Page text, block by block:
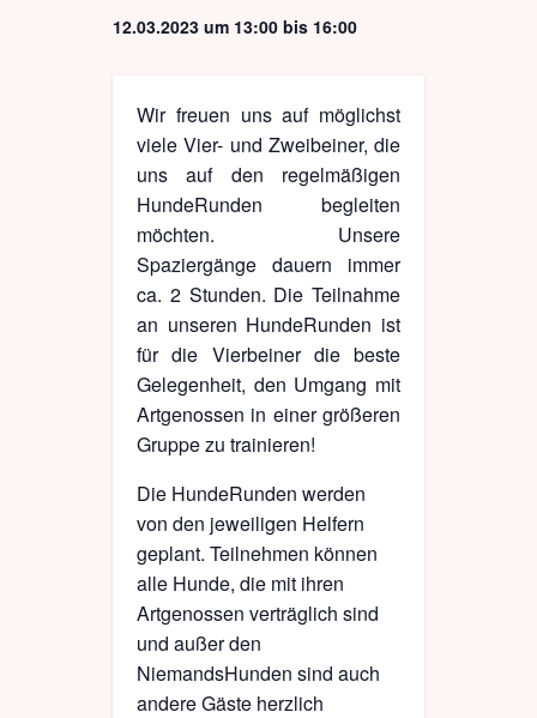
12.03.2023 um 13:00 bis 16:00
Wir freuen uns auf möglichst
viele Vier- und Zweibeiner, die
uns auf den regelmäßigen
HundeRunden begleiten
möchten. Unsere
Spaziergänge dauern immer
ca. 2 Stunden. Die Teilnahme
an unseren HundeRunden ist
für die Vierbeiner die beste
Gelegenheit, den Umgang mit
Artgenossen in einer größeren
Gruppe zu trainieren!
Die HundeRunden werden
von den jeweiligen Helfern
geplant. Teilnehmen können
alle Hunde, die mit ihren
Artgenossen verträglich sind
und außer den
NiemandsHunden sind auch
andere Gäste herzlich